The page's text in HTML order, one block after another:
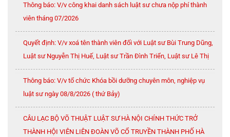
Thông báo: V/v công khai danh sách luật sư chưa nộp phí thành
viên tháng 07/2026
Quyết định: V/v xoá tên thành viên đối với Luật sư Bùi Trung Dũng,
Luật sư Nguyễn Thị Huế, Luật sư Trần Đình Triển, Luật sư Lê Thị
Oanh
Thông báo: V/v tổ chức Khóa bồi dưỡng chuyên môn, nghiệp vụ
luật sư ngày 08/8/2026 ( thứ Bảy)
CÂU LẠC BỘ VÕ THUẬT LUẬT SƯ HÀ NỘI CHÍNH THỨC TRỞ
THÀNH HỘI VIÊN LIÊN ĐOÀN VÕ CỔ TRUYỀN THÀNH PHỐ HÀ